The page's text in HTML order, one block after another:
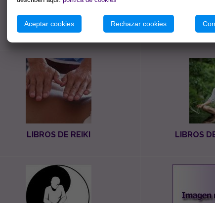
LIBROS DE OSTEOPATÍA
LIBROS DE REIKI LIBROS
Aceptar cookies Rechazar cookies